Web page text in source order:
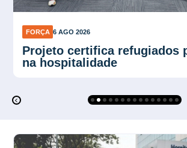
FORÇA 6 AGO 2026
Força Sindical SP organiza
mobilização para ato de 10